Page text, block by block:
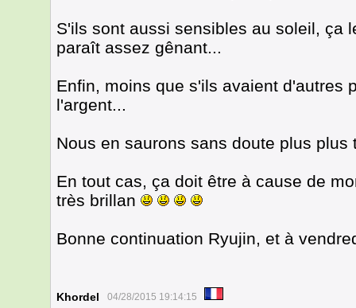
S'ils sont aussi sensibles au soleil, ça
paraît assez gênant...
Enfin, moins que s'ils avaient d'autres
l'argent...
Nous en saurons sans doute plus plus
En tout cas, ça doit être à cause de
très brillan
Bonne continuation Ryujin, et à
Khordel 04/28/2015 19:14:15